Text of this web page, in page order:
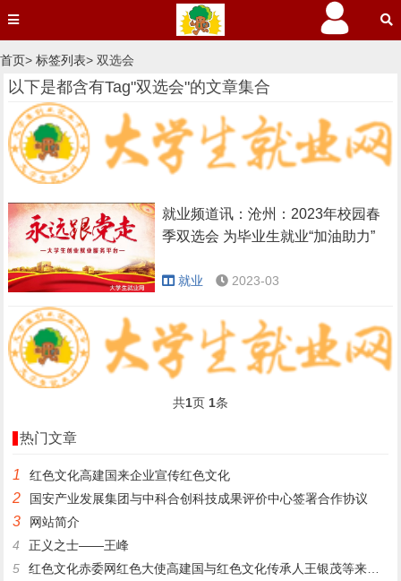
首页> 标签列表> 双选会
以下是都含有Tag"双选会"的文章集合
就业频道讯：沧州：2023年校园春
季双选会 为毕业生就业“加油助力”
就业 2023-03
共1页 1条
热门文章
1 ​红色文化高建国来企业宣传红色文化
2 国安产业发展集团与中科合创科技成果评价中心签署合作协议
3
网站简介
4
正义之士——王峰
5
红色文化赤委网红色大使高建国与红色文化传承人王银茂等来登仙桥